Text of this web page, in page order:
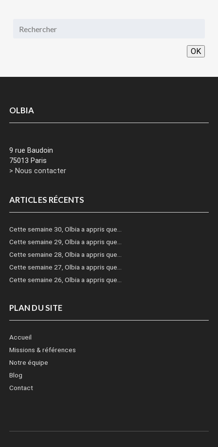
OK
OLBIA
9 rue Baudoin
75013 Paris
> Nous contacter
ARTICLES RÉCENTS
Cette semaine 30, Olbia a appris que…
Cette semaine 29, Olbia a appris que…
Cette semaine 28, Olbia a appris que…
Cette semaine 27, Olbia a appris que…
Cette semaine 26, Olbia a appris que…
PLAN DU SITE
Accueil
Missions & références
Notre équipe
Blog
Contact